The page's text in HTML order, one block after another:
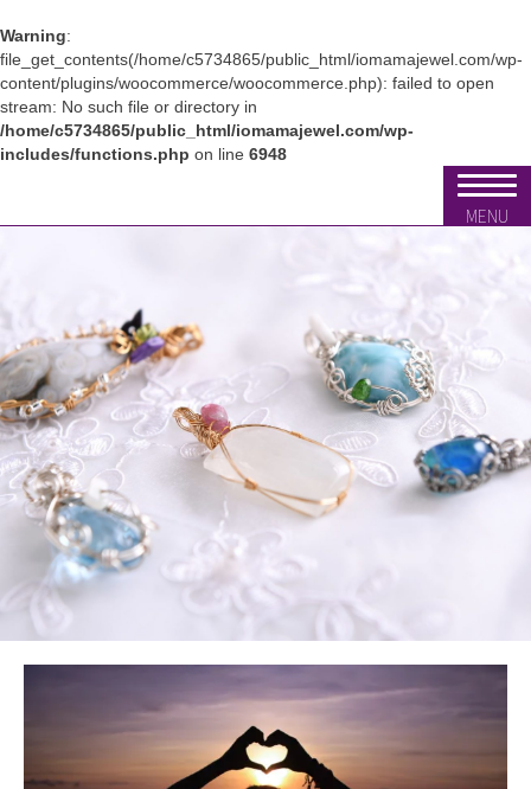
Warning:
file_get_contents(/home/c5734865/public_html/iomamajewel.com/wp-
content/plugins/woocommerce/woocommerce.php): failed to open
stream: No such file or directory in
/home/c5734865/public_html/iomamajewel.com/wp-
includes/functions.php on line 6948
MENU